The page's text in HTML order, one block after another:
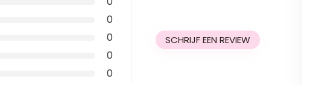
0
0
0
0
SCHRIJF EEN REVIEW